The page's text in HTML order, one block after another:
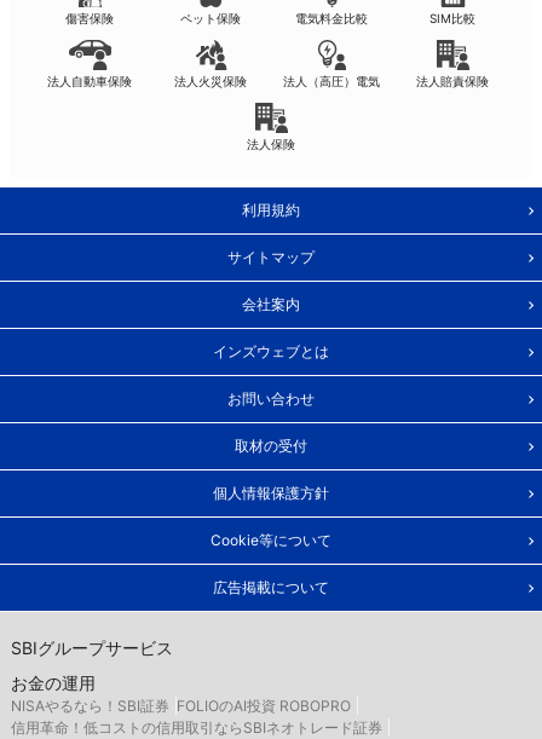
傷害保険 ペット保険 電気料金比較 SIM比較
法人自動車保険 法人火災保険 法人（高圧）電気 法人賠責保険
法人保険
利用規約
サイトマップ
会社案内
インズウェブとは
お問い合わせ
取材の受付
個人情報保護方針
Cookie等について
広告掲載について
SBIグループサービス
お金の運用
NISAやるなら！SBI証券 FOLIOのAI投資 ROBOPRO
信用革命！低コストの信用取引ならSBIネオトレード証券